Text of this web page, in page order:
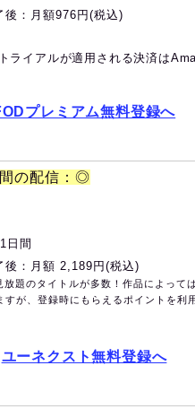
後：月額976円(税込)
ライアルが適用される決済は
プレミアム無料登録へ
の配信：◎
日間
後：月額 2,189円(税込)
題のタイトルが多数！作品によって
すが、登録時にもらえるポイントを利
ユーネクスト無料登録へ